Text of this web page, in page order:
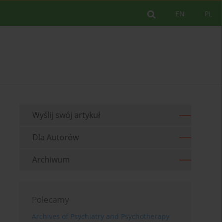
PL
EN
Wyślij swój artykuł
Dla Autorów
Archiwum
Polecamy
Archives of Psychiatry and Psychotherapy